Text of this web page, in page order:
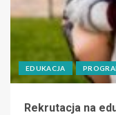
EDUKACJA
Rekrutacja na